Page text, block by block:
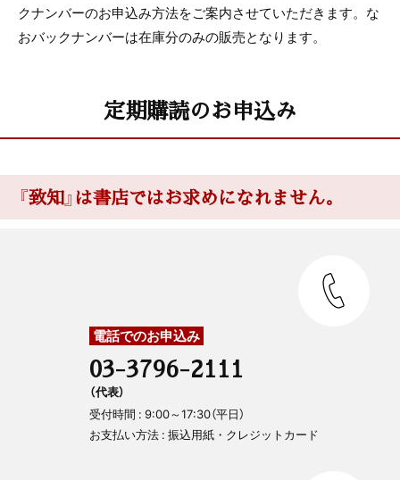
クナンバーのお申込み方法をご案内させていただきます。な
おバックナンバーは在庫分のみの販売となります。
定期購読のお申込み
『致知』は書店ではお求めになれません。
電話でのお申込み
03-3796-2111
（代表）
受付時間 : 9:00～17:30（平日）
お支払い方法 : 振込用紙・クレジットカード